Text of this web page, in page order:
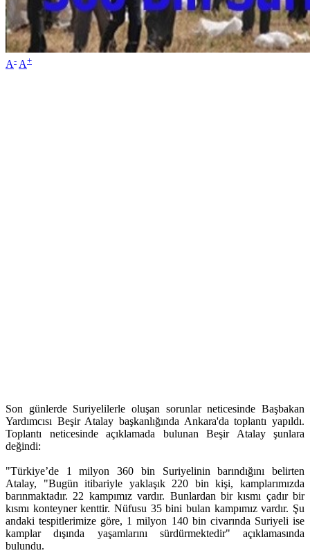
A- A+
Son günlerde Suriyelilerle oluşan sorunlar neticesinde Başbakan
Yardımcısı Beşir Atalay başkanlığında Ankara'da toplantı yapıldı.
Toplantı neticesinde açıklamada bulunan Beşir Atalay şunlara
değindi:
"Türkiye’de 1 milyon 360 bin Suriyelinin barındığını belirten
Atalay, "Bugün itibariyle yaklaşık 220 bin kişi, kamplarımızda
barınmaktadır. 22 kampımız vardır. Bunlardan bir kısmı çadır bir
kısmı konteyner kenttir. Nüfusu 35 bini bulan kampımız vardır. Şu
andaki tespitlerimize göre, 1 milyon 140 bin civarında Suriyeli ise
kamplar dışında yaşamlarını sürdürmektedir" açıklamasında
bulundu.